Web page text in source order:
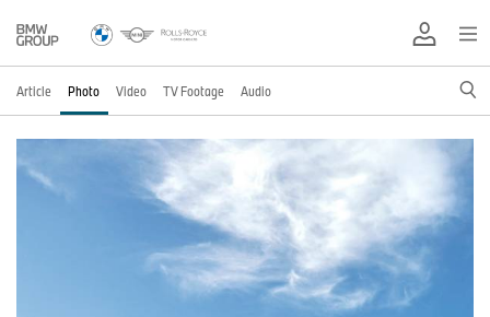
Article Photo Video TV Footage Audio